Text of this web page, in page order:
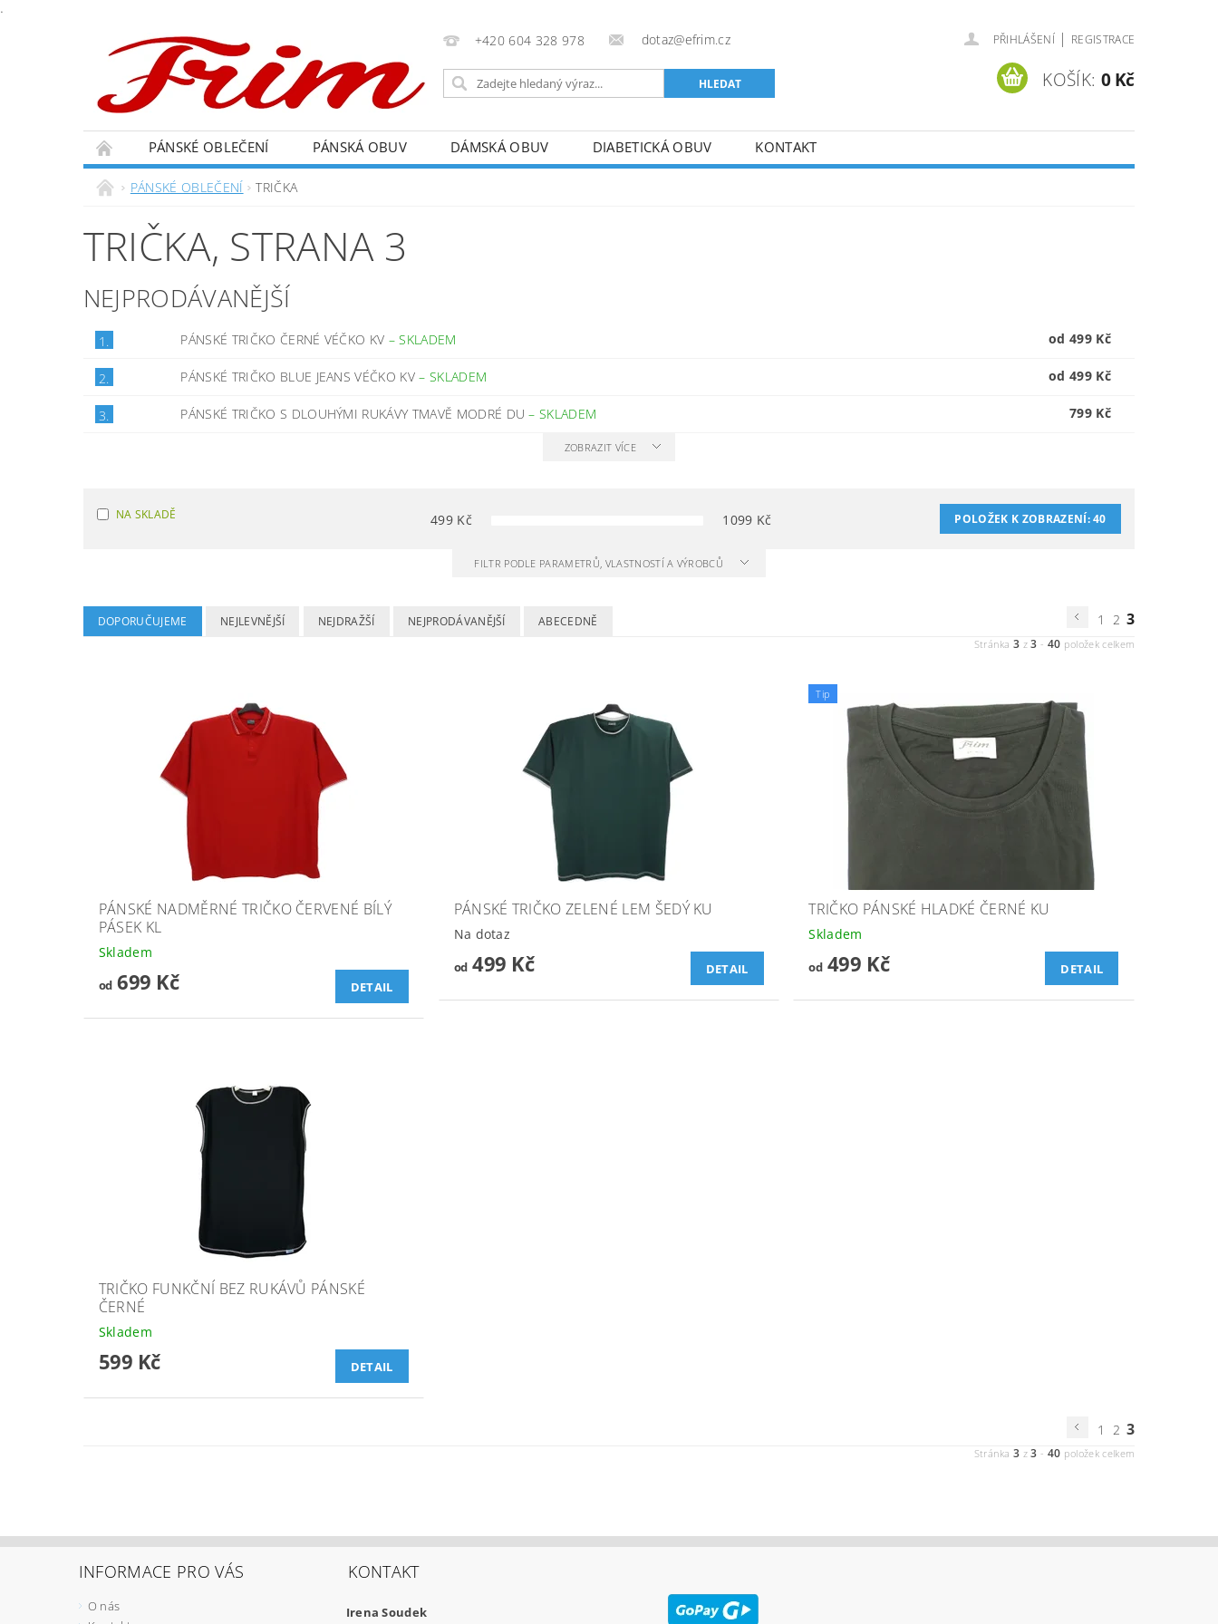
.
+420 604 328 978 dotaz@efrim.cz PŘIHLÁŠENÍ | REGISTRACE
KOŠÍK: 0 Kč
PÁNSKÉ OBLEČENÍ PÁNSKÁ OBUV DÁMSKÁ OBUV DIABETICKÁ OBUV KONTAKT
PÁNSKÉ OBLEČENÍ TRIČKA
TRIČKA, STRANA 3
NEJPRODÁVANĚJŠÍ
1. PÁNSKÉ TRIČKO ČERNÉ VÉČKO KV –SKLADEM od 499 Kč
2. PÁNSKÉ TRIČKO BLUE JEANS VÉČKO KV– SKLADEM od 499 Kč
3. PÁNSKÉ TRIČKO S DLOUHÝMI RUKÁVY TMAVĚ MODRÉ DU–SKLADEM 799 Kč
ZOBRAZIT VÍCE
NA SKLADĚ 499 Kč 1099 Kč POLOŽEK K ZOBRAZENÍ:40
FILTR PODLE PARAMETRŮ, VLASTNOSTÍ A VÝROBCŮ
DOPORUČUJEME NEJLEVNĚJŠÍ NEJDRAŽŠÍ NEJPRODÁVANĚJŠÍ ABECEDNĚ 1 2 3
Stránka3 z3 - 40 položek celkem
PÁNSKÉ NADMĚRNÉ TRIČKO ČERVENÉ BÍLÝ
PÁSEK KL
Skladem
od699 Kč DETAIL
PÁNSKÉ TRIČKO ZELENÉ LEM ŠEDÝ KU
Na dotaz
od499 Kč DETAIL
Tip
TRIČKO PÁNSKÉ HLADKÉ ČERNÉ KU
Skladem
od499 Kč DETAIL
TRIČKO FUNKČNÍ BEZ RUKÁVŮ PÁNSKÉ
ČERNÉ
Skladem
599 Kč DETAIL
1 2 3
Stránka3 z3 - 40 položek celkem
INFORMACE PRO VÁS
O nás
KONTAKT
Irena Soudek